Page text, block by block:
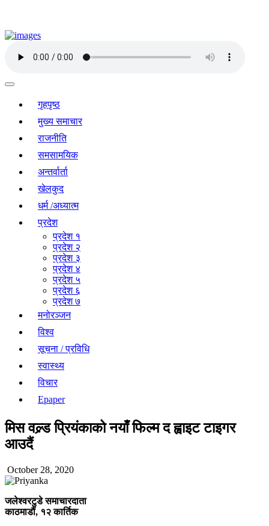
गृहपृष्ठ
मुख्य समाचार
राजनीति
समसामयिक
अन्तर्वार्ता
खेलकुद
धर्म /अध्यात्म
प्रदेश
प्रदेश १
प्रदेश २
प्रदेश ३
प्रदेश ४
प्रदेश ५
प्रदेश ६
प्रदेश ७
मनोरञ्जन
विश्व
सूचना / प्रविधि
स्वास्थ्य
विचार
Epaper
मिस वल्र्ड प्रियंकाको नयाँ फिल्म द ह्वाइट टाइगर
आउदैं
October 28, 2020
जलेश्वरटुडे समाचारदाता
काठमाडौं, १२ कार्तिक